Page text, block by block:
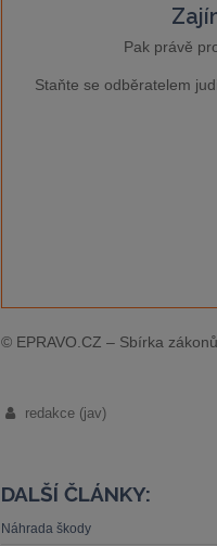
Pak právě
Staňte se odběratelem
© EPRAVO.CZ – Sbírka
redakce (jav)
DALŠÍ ČLÁNKY:
Náhrada škody